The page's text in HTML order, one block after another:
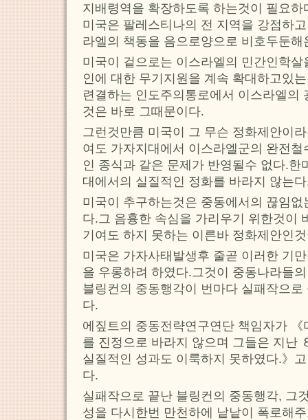
지배령역을 확장하도록 하는것이 필요
미국은 팔레스티나의 전 지역을 강점하
라엘의 책동을 음으로양으로 비호두둔해
미국이 겉으로는 이스라엘의 민간인학
인에 대한 무기지원을 계속 확대하고있
련결하는 인도주의통로에서 이스라엘의
것은 바로 그때문이다.
그런것만큼 미국이 그 무슨 정화제안이
여도 가자지대에서 이스라엘군의 완전
인 종식과 같은 문제가 반영될수 없다.한
대에서의 실질적인 정화를 바라지 않는
미국이 추구하는것은 중동에서의 끊임
다.그 음흉한 속심을 가리우기 위한것이
기여도 하지 못하는 이른바 정화제안인
미국은 가자사태발생후 줄곧 이러한 기
을 우롱하려 하였다.그것이 중동나라들
블링컨의 중동행각이 번마다 실패작으
다.
에짚트의 중동전략연구연단 책임자가
를 진정으로 바라지 않으며 그들은 지난
실질적인 성과도 이룩하지 못하였다.》
다.
실패작으로 끝난 블링컨의 중동행각, 그
성을 다시한번 만천하에 낱낱이 폭로해